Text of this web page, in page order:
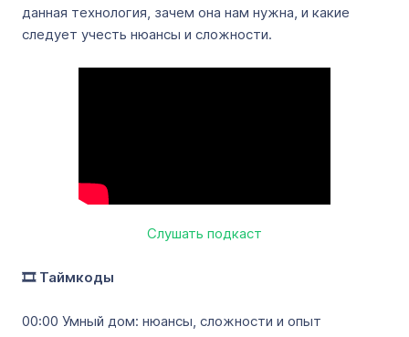
данная технология, зачем она нам нужна, и какие
следует учесть нюансы и сложности.
Слушать подкаст
🎞️ Таймкоды
00:00 Умный дом: нюансы, сложности и опыт